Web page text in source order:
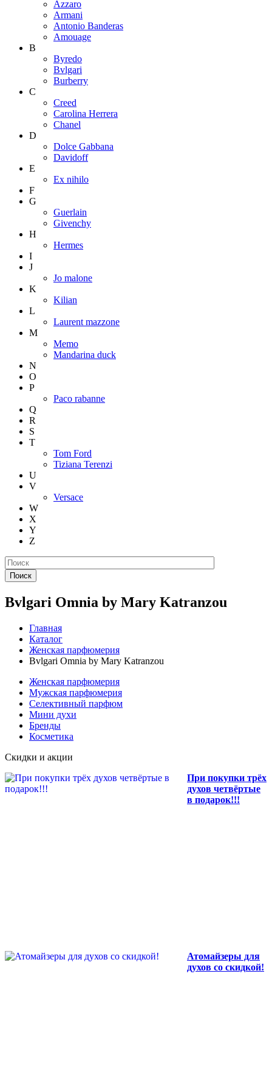
Azzaro
Armani
Antonio Banderas
Amouage
B
Byredo
Bvlgari
Burberry
C
Creed
Carolina Herrera
Chanel
D
Dolce Gabbana
Davidoff
E
Ex nihilo
F
G
Guerlain
Givenchy
H
Hermes
I
J
Jo malone
K
Kilian
L
Laurent mazzone
M
Memo
Mandarina duck
N
O
P
Paco rabanne
Q
R
S
T
Tom Ford
Tiziana Terenzi
U
V
Versace
W
X
Y
Z
Поиск
Bvlgari Omnia by Mary Katranzou
Главная
Каталог
Женская парфюмерия
Bvlgari Omnia by Mary Katranzou
Женская парфюмерия
Мужская парфюмерия
Селективный парфюм
Мини духи
Бренды
Косметика
Скидки и акции
При покупки трёх
духов четвёртые
в подарок!!!
Атомайзеры для
духов со скидкой!